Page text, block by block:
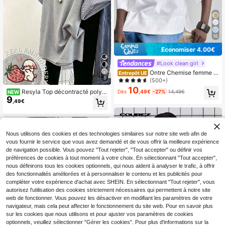
5
NEW Resyla Top décontracté polyv
alent à col rond avec motif de dessi
n animé pour femme, pour un usage
9 ,49€
16
Économiser 4,00€
#Look clean girl
Entrepôt UE Ontre Chemise femme b
eige en popeline confortable et dou
ce pour la peau, col rond, épaules t
ombantes, manches courtes, coupe
oupe spéciale courte devant et long
ue derrière, style moderne urbain, m
ode business décontracté, tenue de
bureau, style discret Old Money, To
p de gamme, tenue de trajet urbain,
tenue d'aéroport de qualité, tenue d
e croisière, élégante pour invitée de
mariage au Moyen-Orient, luxe mini
maliste, texture essentielle
(500+)
Dès 10,49€ -27% 14,49€
Nous utilisons des cookies et des technologies similaires sur notre site web afin de
vous fournir le service que vous avez demandé et de vous offrir la meilleure expérience
de navigation possible. Vous pouvez "Tout rejeter", "Tout accepter" ou définir vos
préférences de cookies à tout moment à votre choix. En sélectionnant "Tout accepter",
nous définirons tous les cookies optionnels, qui nous aident à analyser le trafic, à offrir
des fonctionnalités améliorées et à personnaliser le contenu et les publicités pour
compléter votre expérience d'achat avec SHEIN. En sélectionnant "Tout rejeter", vous
autorisez l'utilisation des cookies strictement nécessaires qui permettent à notre site
web de fonctionner. Vous pouvez les désactiver en modifiant les paramètres de votre
navigateur, mais cela peut affecter le fonctionnement du site web. Pour en savoir plus
sur les cookies que nous utilisons et pour ajuster vos paramètres de cookies
optionnels, veuillez sélectionner "Gérer les cookies". Pour plus d'informations sur la